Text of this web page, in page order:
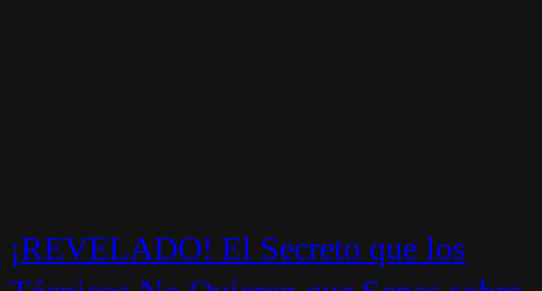
¡REVELADO! El Secreto que los